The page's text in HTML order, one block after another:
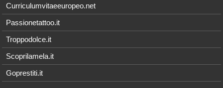
Curriculumvitaeeuropeo.net
Passionetattoo.it
Troppodolce.it
Scoprilamela.it
Goprestiti.it